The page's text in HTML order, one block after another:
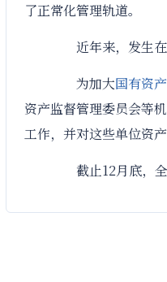
了正常化管理轨道。
近年来，发生在
为加大国有资产
资产监督管理委员会等
工作，并对这些单位资
截止12月底，全